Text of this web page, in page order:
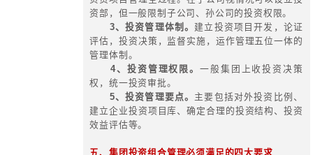
11、对赌协议融资式
12、政策导向融资式
13、融资项目细化式
14、机构投资者引入式
15、组织产业基金式
16、子向母输血式
17、信托融资式
五、集团内部融资空间